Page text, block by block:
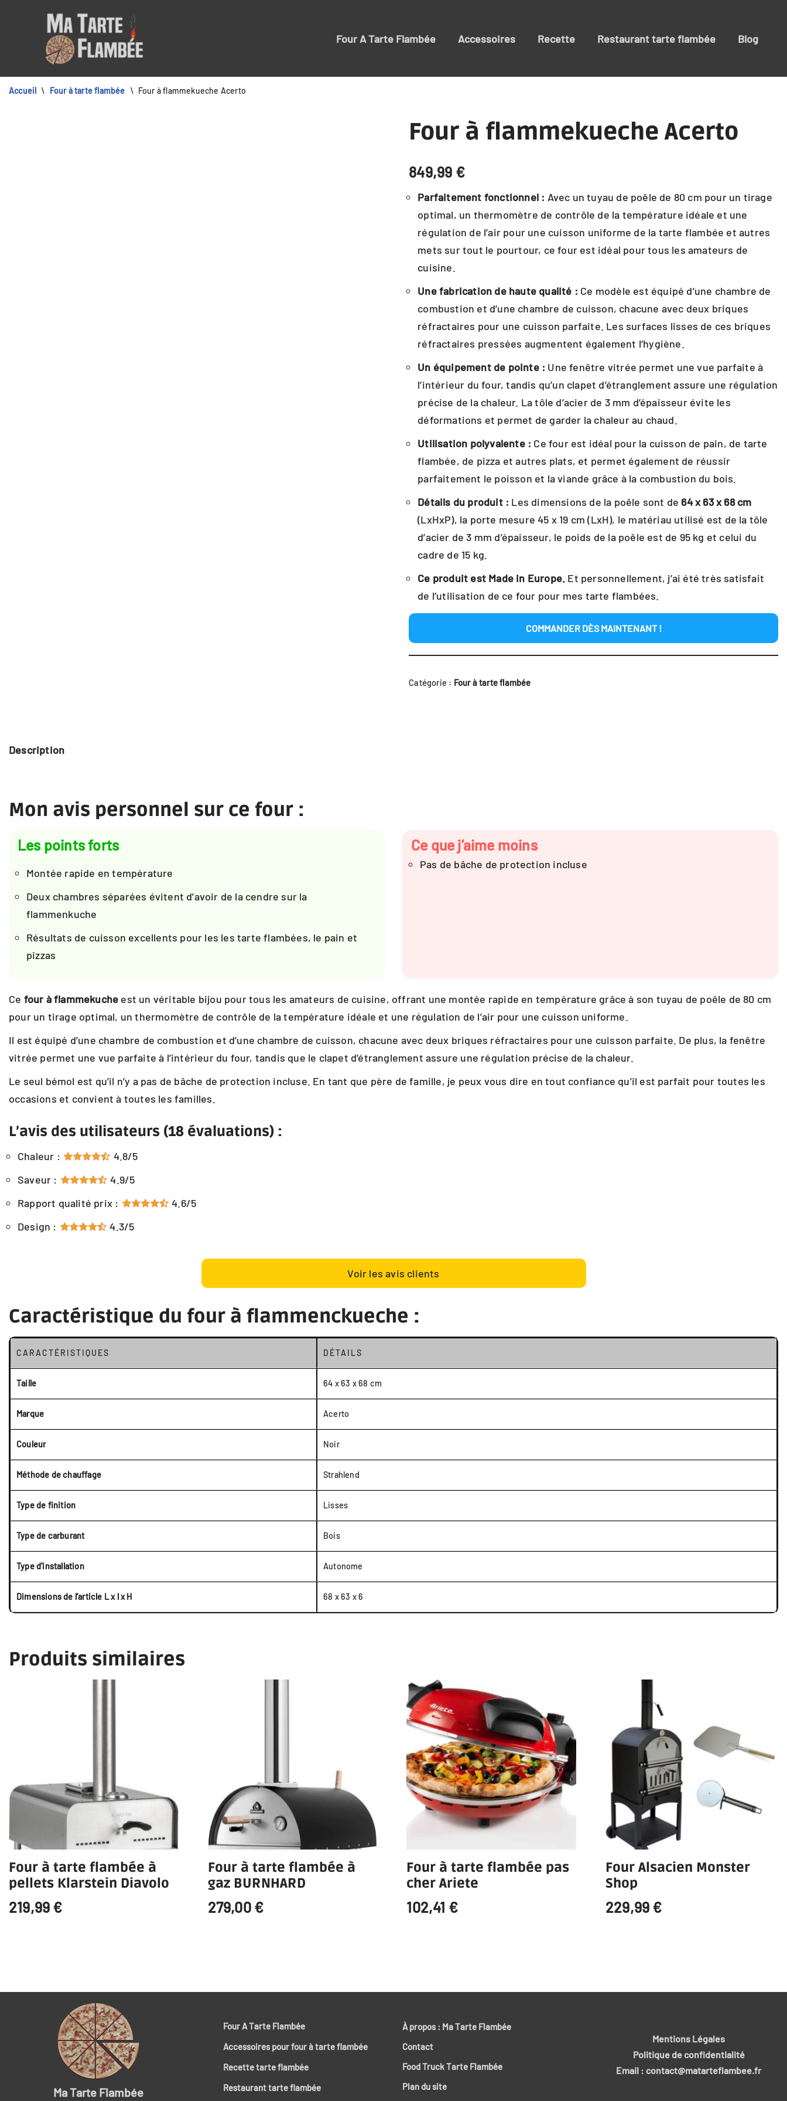
Four A Tarte Flambée Accessoires Recette Restaurant tarte flambée Blog
Accueil \ Four à tarte flambée \ Four à flammekueche Acerto
Four à flammekueche Acerto
849,99 €
Parfaitement fonctionnel : Avec un tuyau de poêle de 80 cm pour un tirage
optimal, un thermomètre de contrôle de la température idéale et une
régulation de l’air pour une cuisson uniforme de la tarte flambée et autres
mets sur tout le pourtour, ce four est idéal pour tous les amateurs de
cuisine.
Une fabrication de haute qualité : Ce modèle est équipé d’une chambre de
combustion et d’une chambre de cuisson, chacune avec deux briques
réfractaires pour une cuisson parfaite. Les surfaces lisses de ces briques
réfractaires pressées augmentent également l’hygiène.
Un équipement de pointe : Une fenêtre vitrée permet une vue parfaite à
l’intérieur du four, tandis qu’un clapet d’étranglement assure une régulation
précise de la chaleur. La tôle d’acier de 3 mm d’épaisseur évite les
déformations et permet de garder la chaleur au chaud.
Utilisation polyvalente : Ce four est idéal pour la cuisson de pain, de tarte
flambée, de pizza et autres plats, et permet également de réussir
parfaitement le poisson et la viande grâce à la combustion du bois.
Détails du produit : Les dimensions de la poêle sont de 64 x 63 x 68 cm
(LxHxP), la porte mesure 45 x 19 cm (LxH), le matériau utilisé est de la tôle
d’acier de 3 mm d’épaisseur, le poids de la poêle est de 95 kg et celui du
cadre de 15 kg.
Ce produit est Made in Europe. Et personnellement, j’ai été très satisfait
de l’utilisation de ce four pour mes tarte flambées.
COMMANDER DÈS MAINTENANT !
Catégorie : Four à tarte flambée
Description
Mon avis personnel sur ce four :
Les points forts
Montée rapide en température
Deux chambres séparées évitent d’avoir de la cendre sur la
flammenkuche
Résultats de cuisson excellents pour les les tarte flambées, le pain et
pizzas
Ce que j’aime moins
Pas de bâche de protection incluse
Ce four à flammekuche est un véritable bijou pour tous les amateurs de cuisine, offrant une montée rapide en température grâce à son tuyau de poêle de 80 cm
pour un tirage optimal, un thermomètre de contrôle de la température idéale et une régulation de l’air pour une cuisson uniforme.
Il est équipé d’une chambre de combustion et d’une chambre de cuisson, chacune avec deux briques réfractaires pour une cuisson parfaite. De plus, la fenêtre
vitrée permet une vue parfaite à l’intérieur du four, tandis que le clapet d’étranglement assure une régulation précise de la chaleur.
Le seul bémol est qu’il n’y a pas de bâche de protection incluse. En tant que père de famille, je peux vous dire en tout confiance qu’il est parfait pour toutes les
occasions et convient à toutes les familles.
L’avis des utilisateurs (18 évaluations) :
Chaleur :
4.8/5
Saveur :
4.9/5
Rapport qualité prix :
4.6/5
Design :
4.3/5
Voir les avis clients
Caractéristique du four à flammenckueche :
CARACTÉRISTIQUES DÉTAILS
Taille 64 x 63 x 68 cm
Marque Acerto
Couleur Noir
Méthode de chauffage Strahlend
Type de finition Lisses
Type de carburant Bois
Type d’installation Autonome
Dimensions de l’article L x l x H 68 x 63 x 6
Produits similaires
Four à tarte flambée à
pellets Klarstein Diavolo
219,99 €
Four à tarte flambée à
gaz BURNHARD
279,00 €
Four à tarte flambée pas
cher Ariete
102,41 €
Four Alsacien Monster
Shop
229,99 €
Ma Tarte Flambée
Four A Tarte Flambée
Accessoires pour four à tarte flambée
Recette tarte flambée
Restaurant tarte flambée
À propos : Ma Tarte Flambée
Contact
Food Truck Tarte Flambée
Plan du site
Mentions Légales
Politique de confidentialité
Email : contact@matarteflambee.fr